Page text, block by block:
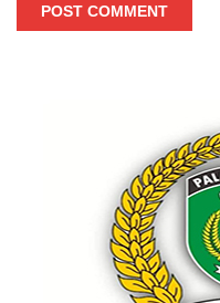
POST COMMENT